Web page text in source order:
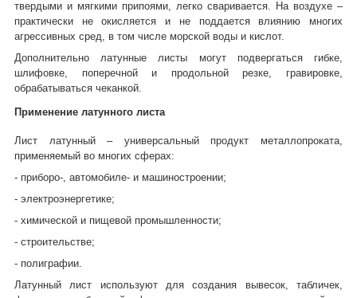
твердыми и мягкими припоями, легко сваривается. На воздухе –
практически не окисляется и не поддается влиянию многих
агрессивных сред, в том числе морской воды и кислот.
Дополнительно латунные листы могут подвергаться гибке,
шлифовке, поперечной и продольной резке, гравировке,
обрабатываться чеканкой.
Применение латунного листа
Лист латунный – универсальный продукт металлопроката,
применяемый во многих сферах:
- приборо-, автомобиле- и машиностроении;
- электроэнергетике;
- химической и пищевой промышленности;
- строительстве;
- полиграфии.
Латунный лист используют для создания вывесок, табличек,